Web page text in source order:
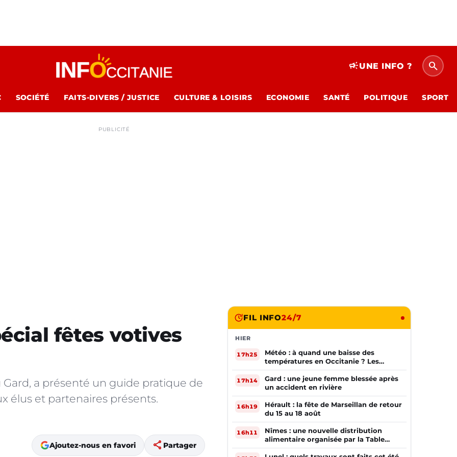
campaignUNE INFO ? search
SOCIÉTÉ FAITS-DIVERS / JUSTICE CULTURE & LOISIRS ECONOMIE SANTÉ POLITIQUE SPORT
PUBLICITÉ
fêtes votives
a présenté un guide pratique de
élus et partenaires présents.
Ajoutez-nous en favori share Partager
FIL INFO24/7
HIER
17h25
Météo : à quand une baisse des
températures en Occitanie ? Les
prévisions
17h14
Gard : une jeune femme blessée après
un accident en rivière
16h19
Hérault : la fête de Marseillan de retour
du 15 au 18 août
16h11
Nîmes : une nouvelle distribution
alimentaire organisée par la Table
Ouverte